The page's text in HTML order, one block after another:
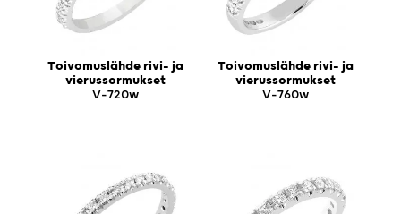
Toivomuslähde rivi- ja
vierussormukset
V-720w
Toivomuslähde rivi- ja
vierussormukset
V-760w